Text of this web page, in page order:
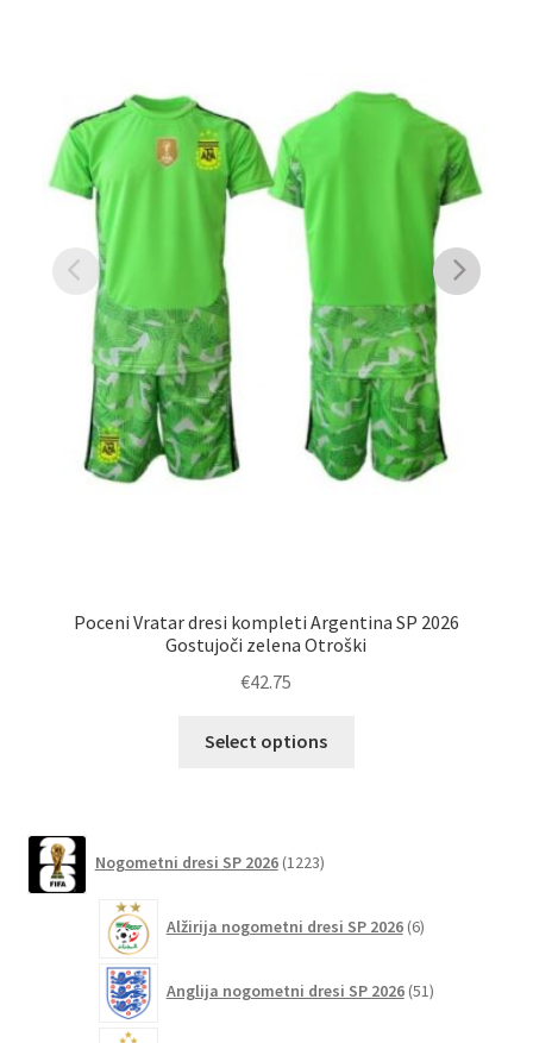
Poceni Vratar dresi kompleti Argentina SP 2026
Gostujoči zelena Otroški
€42.75
Select options
izberete
strani
Nogometni dresi SP 2026 1223izdelkov
Alžirija nogometni dresi SP 2026 6izdelkov
Anglija nogometni dresi SP 2026 51izdelkov